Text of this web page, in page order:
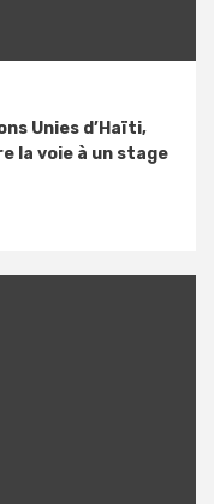
Unies d’Haïti,
la voie à un stage